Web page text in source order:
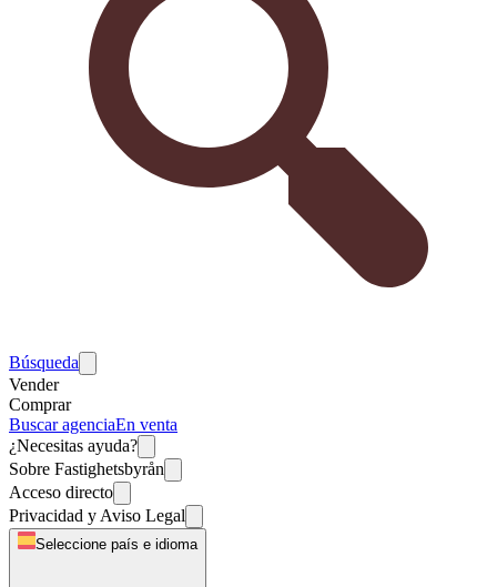
Búsqueda
Vender
Comprar
Buscar agenciaEn venta
¿Necesitas ayuda?
Sobre Fastighetsbyrån
Acceso directo
Privacidad y Aviso Legal
Seleccione país e idioma